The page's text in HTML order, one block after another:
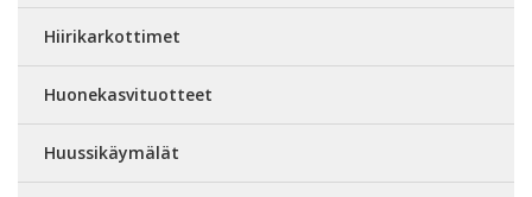
Hiirikarkottimet
Huonekasvituotteet
Huussikäymälät